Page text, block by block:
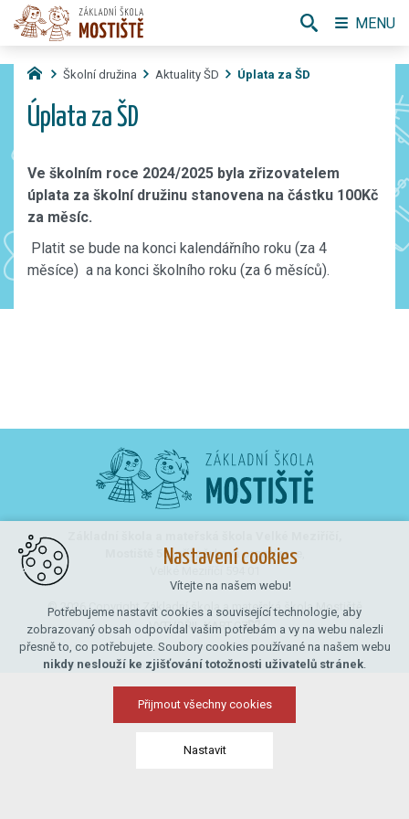
Školní družina Aktuality ŠD Úplata za ŠD
Úplata za ŠD
Ve školním roce 2024/2025 byla zřizovatelem
úplata za školní družinu stanovena na částku 100Kč
za měsíc.
Platit se bude na konci kalendářního roku (za 4
měsíce) a na konci školního roku (za 6 měsíců).
Mostiště 50,příspěvková organizace,
© 2026 Copyright Základní škola a mateřská škola Mostiště
VYTVOŘIL XART.CZ
MENU
Nastavení cookies
Vítejte na našem webu!
Potřebujeme nastavit cookies a související technologie, aby
zobrazovaný obsah odpovídal vašim potřebám a vy na webu nalezli
přesně to, co potřebujete. Soubory cookies používané na našem webu
nikdy neslouží ke zjišťování totožnosti uživatelů stránek.
Přijmout všechny cookies
Nastavit